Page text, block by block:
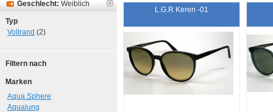
L.G.R Keren -01
Geschlecht: Weiblich
Typ
Vollrand (2)
Filtern nach
Marken
Aqua Sphere
Aqualung